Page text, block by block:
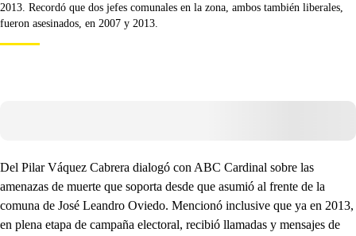
2013. Recordó que dos jefes comunales en la zona, ambos también liberales,
fueron asesinados, en 2007 y 2013.
Del Pilar Váquez Cabrera dialogó con ABC Cardinal sobre las
amenazas de muerte que soporta desde que asumió al frente de la
comuna de José Leandro Oviedo. Mencionó inclusive que ya en 2013,
en plena etapa de campaña electoral, recibió llamadas y mensajes de